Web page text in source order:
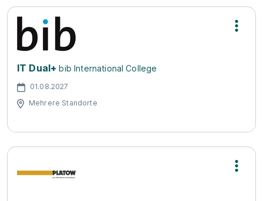
IT Dual+ bib International College
01.08.2027
Mehrere Standorte